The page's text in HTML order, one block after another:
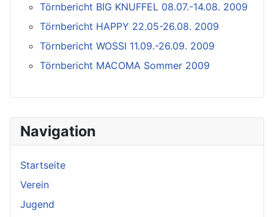
Navigation
Startseite
Verein
Jugend
Törnbericht BIG KNUFFEL 08.07.-14.08. 2009
Törnbericht HAPPY 22.05-26.08. 2009
Törnbericht WOSSI 11.09.-26.09. 2009
Törnbericht MACOMA Sommer 2009